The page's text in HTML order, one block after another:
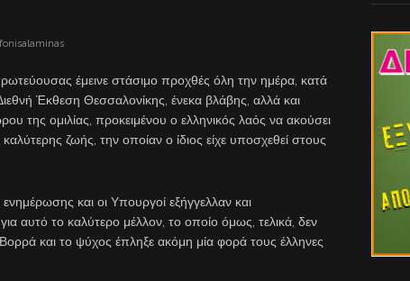
fonisalaminas
έμεινε στάσιμο προχθές όλη την ημέρα, κατά
Έκθεση Θεσσαλονίκης, ένεκα βλάβης, αλλά και
της ομιλίας, προκειμένου ο ελληνικός λαός να ακούσει
καλύτερης ζωής, την οποίαν ο ίδιος είχε υποσχεθεί στους
και οι Υπουργοί εξήγγελλαν και
αυτό το καλύτερο μέλλον, το οποίο όμως, τελικά, δεν
και το ψύχος έπληξε ακόμη μία φορά τους έλληνες